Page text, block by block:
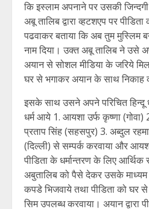
कि इस्लाम अपनाने पर उसकी
अबू तालिब द्वारा व्हटशएप पर
पढवाकर बताया कि अब तुम मुस्लिम
नाम दिया। उक्त अबू तालिब ने उसे
अयान से सोशल मीडिया के जरिये
घर से भगाकर अयान के साथ निकाह
इसके साथ उसने अपने परिचित हिन्दू
धर्म आये 1. आयशा उर्फ कृष्णा (गोवा)
प्रताप सिंह (सहसपुर) 3. अब्दुल
(दिल्ली) से सम्पर्क करवाया और
पीडिता के धर्मान्तरण के लिए
अबुतालिब को पैसे देकर उसके
कपडे भिजवाये तथा पीडिता को घर
सिम उपलब्ध करवाया। अयान द्वारा